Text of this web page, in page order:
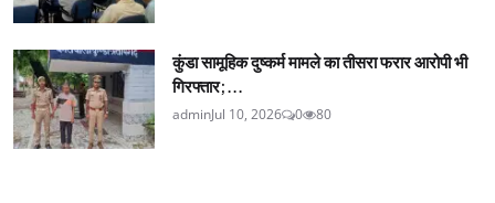
कुंडा सामूहिक दुष्कर्म मामले का तीसरा फरार आरोपी भी
गिरफ्तार;...
adminJul 10, 2026 0 80